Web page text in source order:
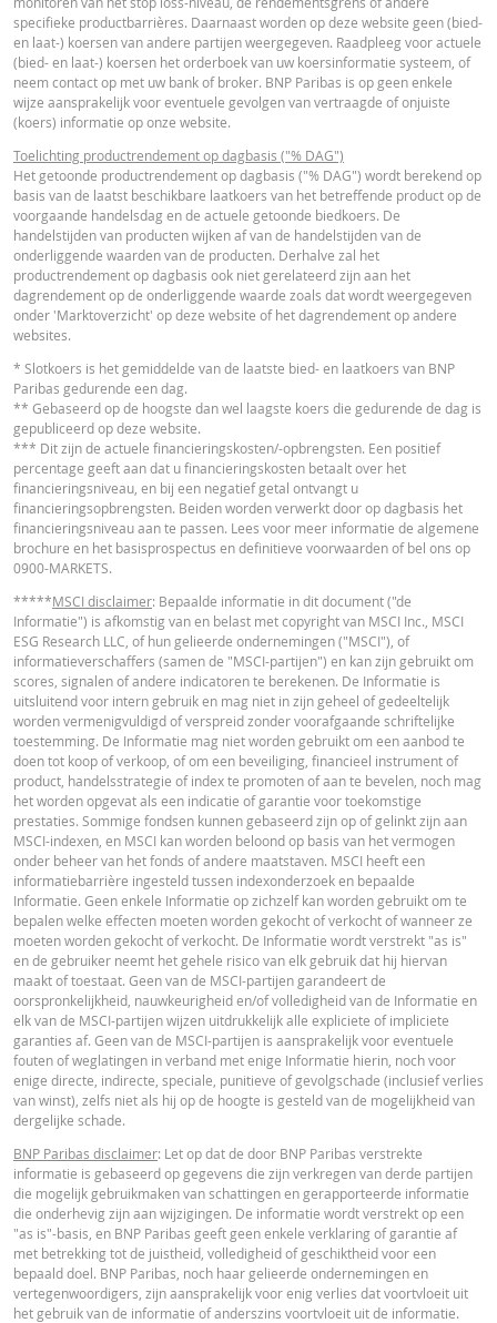
WAARDEN
WAARDEN
Referentiekoers 1.186,120
-
Financieringsniveau
759,43
-
Stop loss-niveau
Hefboom
2,77
Waarde belegging
(EUR)
7,38 -
Turbo (EUR) 7,38
Disclaimer
actuele of toekomstige handelskoersen weer. De calculator gaat uit van een
gelijkblijvend financieringskostenpercentage terwijl dit percentage in
werkelijkheid doorlopend kan veranderen. De rendementen van producten
een onderliggende waarde die niet in euro noteert, kunnen worden
door wisselkoerseffecten. De calculator houdt geen rekening met het
tussen bied- en laatprijzen (de spread), eventuele dividenden of
dividendbelasting. De invloed van het periodiek doorrollen van futures
in de calculator buiten beschouwing gelaten. Ook door afrondingen kunnen
getoonde waarden afwijken van de ontwikkelingen van waarden in de
werkelijkheid.
werkelijkheid wordt bij Turbo's op de stop loss reset datum, bij toepasselijke
eventuele ex-dividendnoteringen, bij eventuele specifieke corporate actions
indien toepasselijk, bij het doorrollen van futures aangepast. De invloed van
periodiek doorrollen van futures wordt ook in de calculator buiten
gelaten. Ook door afrondingen kunnen getoonde waarden afwijken van de
ontwikkelingen van waarden in de werkelijkheid.
BNP Paribas treedt niet op als uw juridisch of fiscaal adviseur, accountant of
beleggingsadviseur en heeft op geen enkele wijze een fiduciaire verplichting
tegenover u in verband met de calculator en/of in verband met eventuele
transacties in door BNP Paribas uitgegeven producten of andere
transacties. U mag niet op BNP Paribas vertrouwen voor beleggingsadvies
aanbevelingen, ongeacht van welke aard. Hoewel de getoonde koersen zijn
gebaseerd op betrouwbaar geachte informatie, wordt de juistheid of
volledigheid hiervan niet gegarandeerd. BNP Paribas biedt geen garanties
betrekking tot de informatie verstrekt door de calculator en aanvaardt geen
enkele aansprakelijkheid voor directe, indirecte, bijzondere, incidentele,
immateriële of gevolgschade (met inbegrip van winstderving) die op
wijze voortvloeit uit het gebruik van de calculator door u of uw adviseurs of
hierin vervatte informatie. De ingevoerde koersgegevens zijn afkomstig van
Paribas en gelden strikt per de vermelde datum. De koersen getoond door
calculator zijn indicatief en uitsluitend bestemd voor informatieve
Koersinformatie vormt geen uitnodiging of aanbod tot het kopen of
van effecten of andere financiële instrumenten. De informatie is uitsluitend
bestemd voor gebruik door de bedoelde ontvangers. Het is niet toegestaan
deze informatie geheel of gedeeltelijk te reproduceren, te verspreiden of te
kopiëren voor enig doel zonder voorafgaande uitdrukkelijke toestemming
BNP Paribas. Meer informatie is op verzoek verkrijgbaar bij BNP Paribas,;
contact op via 0900-6275387, +31-20-5501150 of markets@bnpparibas.com
Nederlands (Nederland) PDF
ESSENTIËLE BELEGGERSINFORMATIEDOCUMENTATIE
Essentiële
Beleggersinformatiedocument (NL)
PDF
RECENTE KOERSINFORMATIE
Latest Product Quotes
specifieke productbarrières. Daarnaast worden op deze website geen (bied-
en laat-) koersen van andere partijen weergegeven. Raadpleeg voor actuele
(bied- en laat-) koersen het orderboek van uw koersinformatie systeem, of
neem contact op met uw bank of broker. BNP Paribas is op geen enkele
wijze aansprakelijk voor eventuele gevolgen van vertraagde of onjuiste
(koers) informatie op onze website.
Toelichting productrendement op dagbasis ("% DAG")
Het getoonde productrendement op dagbasis ("% DAG") wordt berekend op
basis van de laatst beschikbare laatkoers van het betreffende product op de
voorgaande handelsdag en de actuele getoonde biedkoers. De
handelstijden van producten wijken af van de handelstijden van de
onderliggende waarden van de producten. Derhalve zal het
productrendement op dagbasis ook niet gerelateerd zijn aan het
dagrendement op de onderliggende waarde zoals dat wordt weergegeven
onder 'Marktoverzicht' op deze website of het dagrendement op andere
websites.
* Slotkoers is het gemiddelde van de laatste bied- en laatkoers van BNP
Paribas gedurende een dag.
** Gebaseerd op de hoogste dan wel laagste koers die gedurende de dag is
gepubliceerd op deze website.
*** Dit zijn de actuele financieringskosten/-opbrengsten. Een positief
percentage geeft aan dat u financieringskosten betaalt over het
financieringsniveau, en bij een negatief getal ontvangt u
financieringsopbrengsten. Beiden worden verwerkt door op dagbasis het
financieringsniveau aan te passen. Lees voor meer informatie de algemene
brochure en het basisprospectus en definitieve voorwaarden of bel ons op
0900-MARKETS.
*****MSCI disclaimer: Bepaalde informatie in dit document ("de
Informatie") is afkomstig van en belast met copyright van MSCI Inc., MSCI
ESG Research LLC, of hun gelieerde ondernemingen ("MSCI"), of
informatieverschaffers (samen de "MSCI-partijen") en kan zijn gebruikt om
scores, signalen of andere indicatoren te berekenen. De Informatie is
uitsluitend voor intern gebruik en mag niet in zijn geheel of gedeeltelijk
worden vermenigvuldigd of verspreid zonder voorafgaande schriftelijke
toestemming. De Informatie mag niet worden gebruikt om een aanbod te
doen tot koop of verkoop, of om een beveiliging, financieel instrument of
product, handelsstrategie of index te promoten of aan te bevelen, noch mag
het worden opgevat als een indicatie of garantie voor toekomstige
prestaties. Sommige fondsen kunnen gebaseerd zijn op of gelinkt zijn aan
MSCI-indexen, en MSCI kan worden beloond op basis van het vermogen
onder beheer van het fonds of andere maatstaven. MSCI heeft een
informatiebarrière ingesteld tussen indexonderzoek en bepaalde
Informatie. Geen enkele Informatie op zichzelf kan worden gebruikt om te
bepalen welke effecten moeten worden gekocht of verkocht of wanneer ze
moeten worden gekocht of verkocht. De Informatie wordt verstrekt "as is"
en de gebruiker neemt het gehele risico van elk gebruik dat hij hiervan
maakt of toestaat. Geen van de MSCI-partijen garandeert de
oorspronkelijkheid, nauwkeurigheid en/of volledigheid van de Informatie en
elk van de MSCI-partijen wijzen uitdrukkelijk alle expliciete of impliciete
garanties af. Geen van de MSCI-partijen is aansprakelijk voor eventuele
fouten of weglatingen in verband met enige Informatie hierin, noch voor
enige directe, indirecte, speciale, punitieve of gevolgschade (inclusief verlies
van winst), zelfs niet als hij op de hoogte is gesteld van de mogelijkheid van
dergelijke schade.
BNP Paribas disclaimer: Let op dat de door BNP Paribas verstrekte
informatie is gebaseerd op gegevens die zijn verkregen van derde partijen
die mogelijk gebruikmaken van schattingen en gerapporteerde informatie
die onderhevig zijn aan wijzigingen. De informatie wordt verstrekt op een
"as is"-basis, en BNP Paribas geeft geen enkele verklaring of garantie af
met betrekking tot de juistheid, volledigheid of geschiktheid voor een
bepaald doel. BNP Paribas, noch haar gelieerde ondernemingen en
vertegenwoordigers, zijn aansprakelijk voor enig verlies dat voortvloeit uit
het gebruik van de informatie of anderszins voortvloeit uit de informatie.